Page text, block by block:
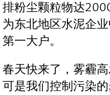
排粉尘颗粒物达
为东北地区水泥企
第一大户。
春天快来了，雾霾
可是我们控制污染